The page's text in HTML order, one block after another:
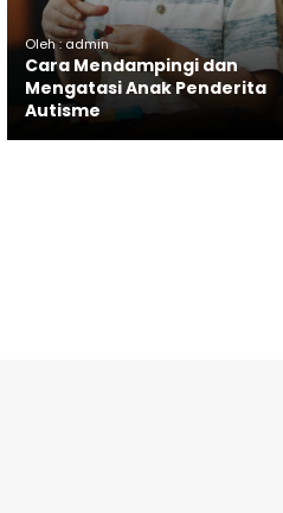
Oleh : admin
Cara Mendampingi dan
Mengatasi Anak Penderita
Autisme